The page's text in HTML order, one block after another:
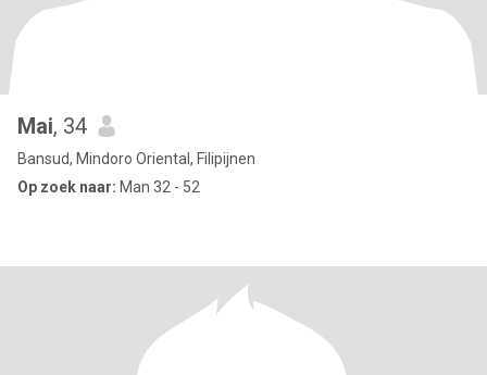
Mai, 34
Bansud, Mindoro Oriental, Filipijnen
Op zoek naar: Man 32 - 52